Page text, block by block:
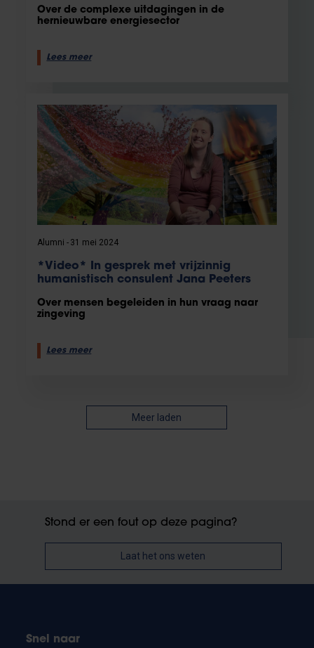
Over de complexe uitdagingen in de
hernieuwbare energiesector
Lees meer
Alumni 31 mei 2024
*Video* In gesprek met vrijzinnig
humanistisch consulent Jana Peeters
Over mensen begeleiden in hun vraag naar
zingeving
Lees meer
Meer laden
Stond er een fout op deze pagina?
Laat het ons weten
Snel naar